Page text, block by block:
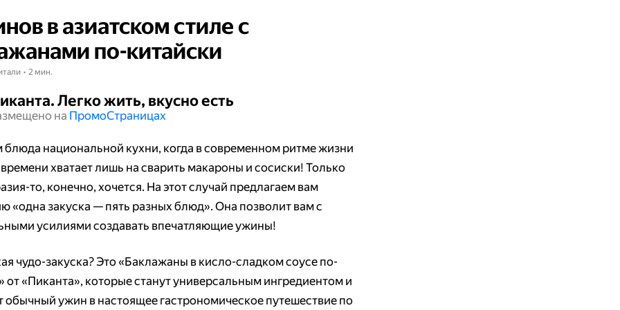
в азиатском стиле с
по-китайски
• 2 мин.
Легко жить, вкусно есть
на Промо​​​​​​​Страницах
блюда национальной кухни, когда в современном ритме жизни
хватает лишь на сварить макароны и сосиски! Только
то, конечно, хочется. На этот случай предлагаем вам
«одна закуска — пять разных блюд». Она позволит вам с
усилиями создавать впечатляющие ужины!
чудо-закуска? Это «Баклажаны в кисло-сладком соусе по-
от «Пиканта», которые станут универсальным ингредиентом и
обычный ужин в настоящее гастрономическое путешествие по